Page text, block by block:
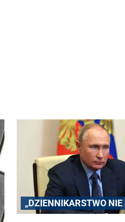
„DZIENNIKARSTWO NIE
PRZESTĘPSTWEM”